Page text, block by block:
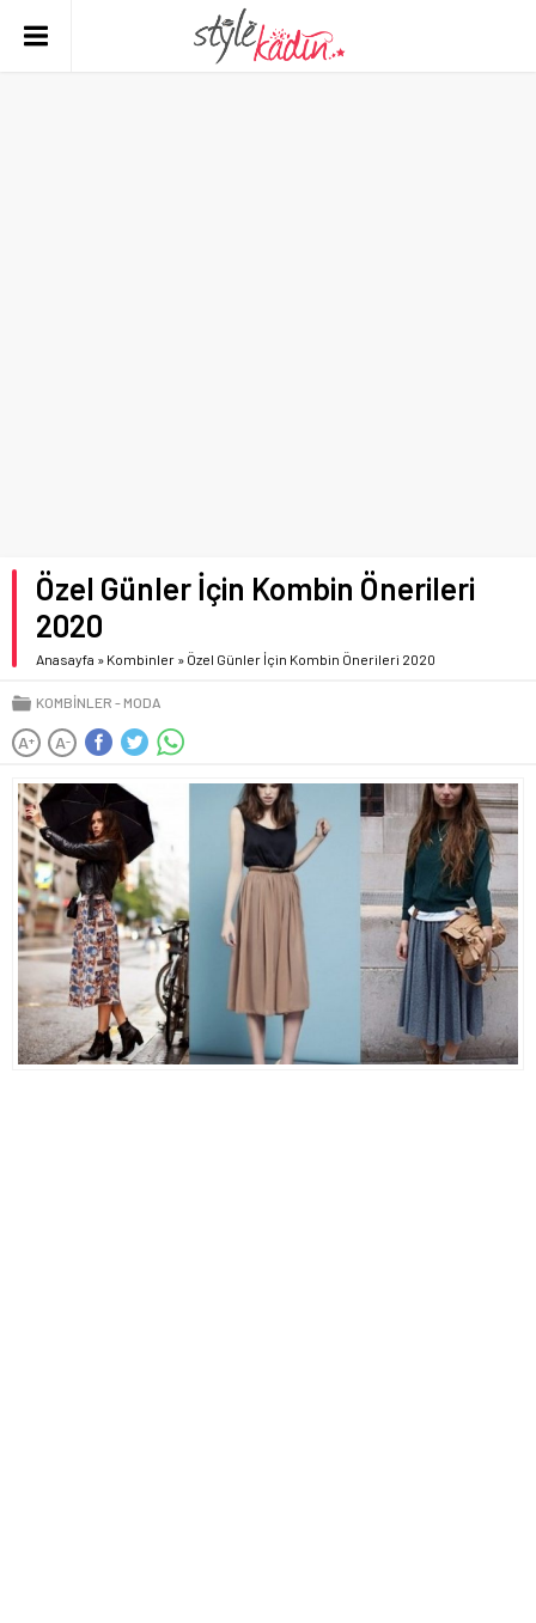
Özel Günler İçin Kombin Önerileri
2020
Anasayfa » Kombinler » Özel Günler İçin Kombin Önerileri 2020
KOMBINLER MODA
A+ A-